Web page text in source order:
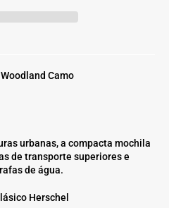
Camo
urbanas, a compacta mochila
de transporte superiores e
de água.
Herschel